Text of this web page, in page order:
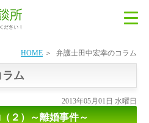
HOME 弁護士田中宏幸のコラム
ラム
2013年05月01日 水曜日
２）～離婚事件～